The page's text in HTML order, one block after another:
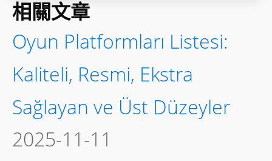
相關文章
Oyun Platformları Listesi:
Kaliteli, Resmi, Ekstra
Sağlayan ve Üst Düzeyler
2025-11-11